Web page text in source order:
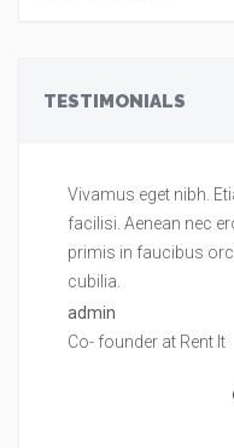
TESTIMONIALS
Vivamus eget nibh.
facilisi. Aenean nec
primis in faucibus
cubilia.
admin
Co- founder at Rent It